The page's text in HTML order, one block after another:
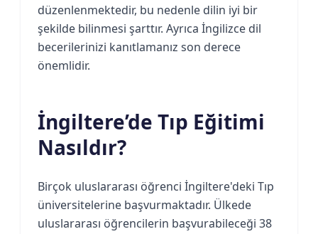
düzenlenmektedir, bu nedenle dilin iyi bir
şekilde bilinmesi şarttır. Ayrıca İngilizce dil
becerilerinizi kanıtlamanız son derece
önemlidir.
İngiltere’de Tıp Eğitimi
Nasıldır?
Birçok uluslararası ​​öğrenci İngiltere'deki Tıp
üniversitelerine başvurmaktadır. Ülkede
uluslararası öğrencilerin başvurabileceği 38